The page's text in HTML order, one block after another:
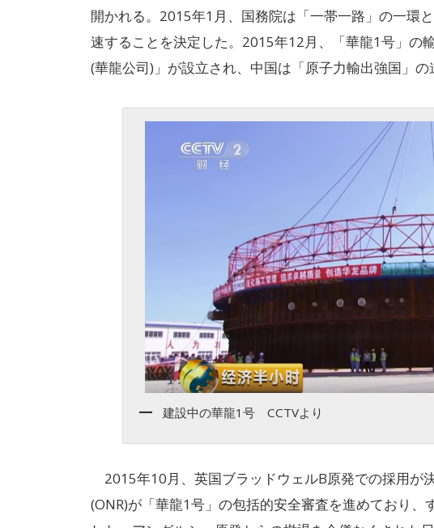
開かれる。2015年1月、国務院は「一帯一路」の一環
速することを決定した。2015年12月、「華龍1号」の
(華龍公司)」が設立され、中国は「原子力輸出強国」の
建設中の華龍1号 CCTVより
2015年10月、英国ブラッドウェルB原発での採用が
(ONR)が「華龍1号」の包括的安全審査を進めており